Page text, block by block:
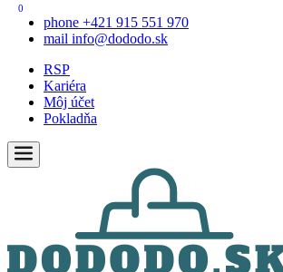
phone +421 915 551 970
mail info@dododo.sk
RSP
Kariéra
Môj účet
Pokladňa
0